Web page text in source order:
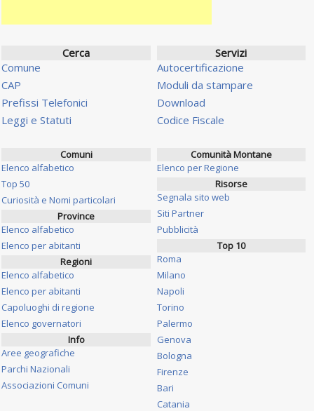
Cerca
Comune
CAP
Prefissi Telefonici
Leggi e Statuti
Servizi
Autocertificazione
Moduli da stampare
Download
Codice Fiscale
Comuni
Elenco alfabetico
Top 50
Curiosità e Nomi particolari
Province
Elenco alfabetico
Elenco per abitanti
Regioni
Elenco alfabetico
Elenco per abitanti
Capoluoghi di regione
Elenco governatori
Info
Aree geografiche
Parchi Nazionali
Associazioni Comuni
Comunità Montane
Elenco per Regione
Risorse
Segnala sito web
Siti Partner
Pubblicità
Top 10
Roma
Milano
Napoli
Torino
Palermo
Genova
Bologna
Firenze
Bari
Catania